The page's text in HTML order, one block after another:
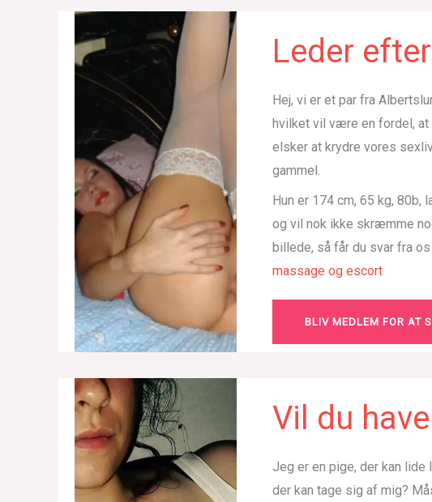
Leder
Hej, vi er et par fra
hvilket vil være en fordel, at
elsker at krydre vores
gammel.
Hun er 174 cm, 65 kg, 80b,
og vil nok ikke skræmme
billede, så får du svar fra
massage og escort
BLIV MEDLEM FOR AT
Vil du
Jeg er en pige, der kan
der kan tage sig af mig?